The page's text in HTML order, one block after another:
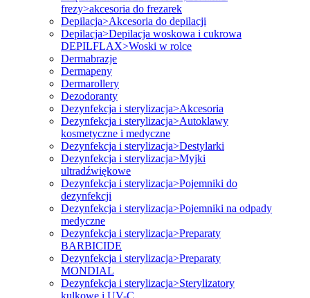
frezy>akcesoria do frezarek
Depilacja>Akcesoria do depilacji
Depilacja>Depilacja woskowa i cukrowa
DEPILFLAX>Woski w rolce
Dermabrazje
Dermapeny
Dermarollery
Dezodoranty
Dezynfekcja i sterylizacja>Akcesoria
Dezynfekcja i sterylizacja>Autoklawy
kosmetyczne i medyczne
Dezynfekcja i sterylizacja>Destylarki
Dezynfekcja i sterylizacja>Myjki
ultradźwiękowe
Dezynfekcja i sterylizacja>Pojemniki do
dezynfekcji
Dezynfekcja i sterylizacja>Pojemniki na odpady
medyczne
Dezynfekcja i sterylizacja>Preparaty
BARBICIDE
Dezynfekcja i sterylizacja>Preparaty
MONDIAL
Dezynfekcja i sterylizacja>Sterylizatory
kulkowe i UV-C